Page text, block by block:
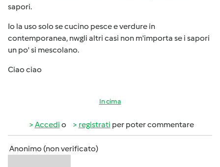
sapori.
Io la uso solo se cucino pesce e verdure in
contemporanea, nwgli altri casi non m'importa se i sapori
un po' si mescolano.
Ciao ciao
In cima
Accedi o registrati per poter commentare
Anonimo (non verificato)